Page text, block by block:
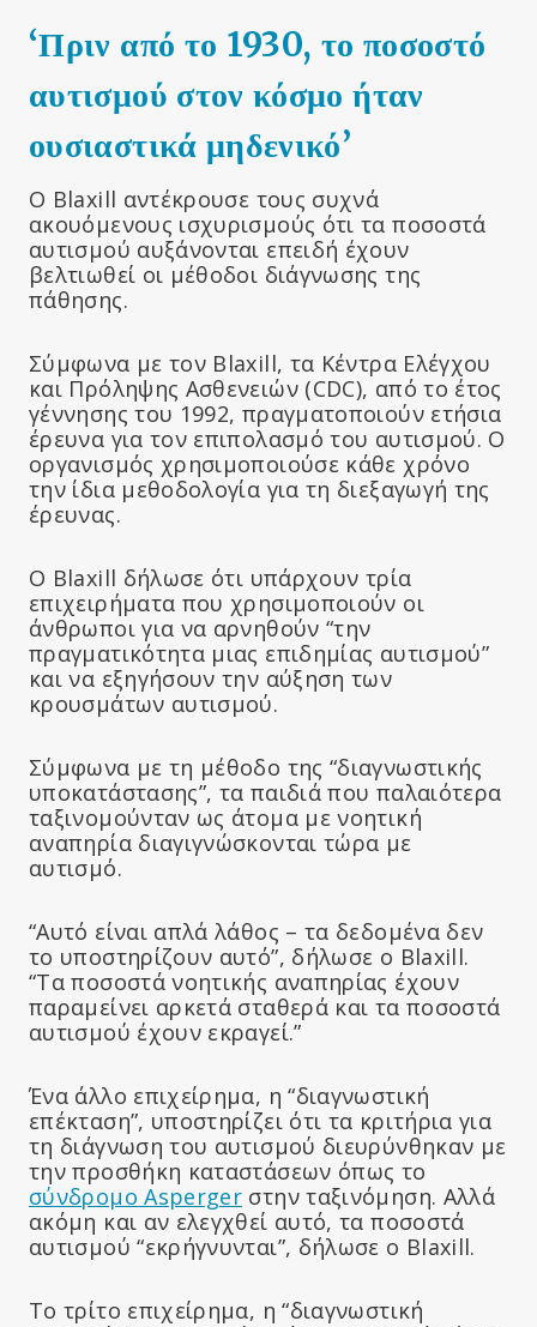
‘Πριν από το 1930, το ποσοστό
αυτισμού στον κόσμο ήταν
ουσιαστικά μηδενικό’
Ο Blaxill αντέκρουσε τους συχνά
ακουόμενους ισχυρισμούς ότι τα ποσοστά
αυτισμού αυξάνονται επειδή έχουν
βελτιωθεί οι μέθοδοι διάγνωσης της
πάθησης.
Σύμφωνα με τον Blaxill, τα Κέντρα Ελέγχου
και Πρόληψης Ασθενειών (CDC), από το έτος
γέννησης του 1992, πραγματοποιούν ετήσια
έρευνα για τον επιπολασμό του αυτισμού. Ο
οργανισμός χρησιμοποιούσε κάθε χρόνο
την ίδια μεθοδολογία για τη διεξαγωγή της
έρευνας.
Ο Blaxill δήλωσε ότι υπάρχουν τρία
επιχειρήματα που χρησιμοποιούν οι
άνθρωποι για να αρνηθούν “την
πραγματικότητα μιας επιδημίας αυτισμού”
και να εξηγήσουν την αύξηση των
κρουσμάτων αυτισμού.
Σύμφωνα με τη μέθοδο της “διαγνωστικής
υποκατάστασης”, τα παιδιά που παλαιότερα
ταξινομούνταν ως άτομα με νοητική
αναπηρία διαγιγνώσκονται τώρα με
αυτισμό.
“Αυτό είναι απλά λάθος – τα δεδομένα δεν
το υποστηρίζουν αυτό”, δήλωσε ο Blaxill.
“Τα ποσοστά νοητικής αναπηρίας έχουν
παραμείνει αρκετά σταθερά και τα ποσοστά
αυτισμού έχουν εκραγεί.”
Ένα άλλο επιχείρημα, η “διαγνωστική
επέκταση”, υποστηρίζει ότι τα κριτήρια για
τη διάγνωση του αυτισμού διευρύνθηκαν με
την προσθήκη καταστάσεων όπως το
σύνδρομο Asperger στην ταξινόμηση. Αλλά
ακόμη και αν ελεγχθεί αυτό, τα ποσοστά
αυτισμού “εκρήγνυνται”, δήλωσε ο Blaxill.
Το τρίτο επιχείρημα, η “διαγνωστική